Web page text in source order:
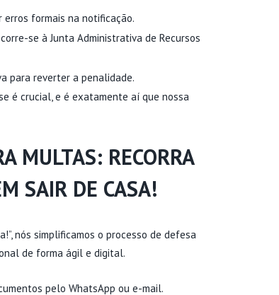
formais na notificação.
se à Junta Administrativa de Recursos
para reverter a penalidade.
é crucial, e é exatamente aí que nossa
MULTAS: RECORRA
SAIR DE CASA!
nós simplificamos o processo de defesa
de forma ágil e digital.
pelo WhatsApp ou e-mail.